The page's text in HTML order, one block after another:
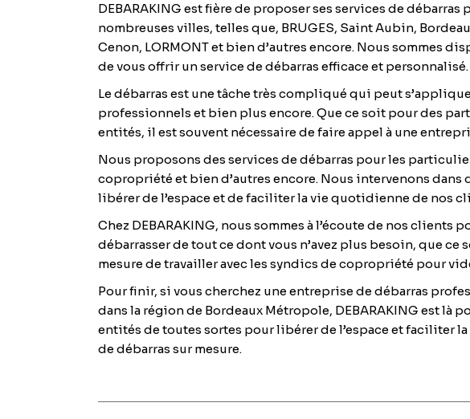
DEBARAKING est fière de proposer ses services de
nombreuses villes, telles que, BRUGES, Saint Aubin,
Cenon, LORMONT et bien d’autres encore. Nous sommes
de vous offrir un service de débarras efficace et personnalisé.
Le débarras est une tâche très compliqué qui peut
professionnels et bien plus encore. Que ce soit pour des
entités, il est souvent nécessaire de faire appel à une
Nous proposons des services de débarras pour les
copropriété et bien d’autres encore. Nous intervenons
libérer de l’espace et de faciliter la vie quotidienne de nos
Chez DEBARAKING, nous sommes à l’écoute de nos
débarrasser de tout ce dont vous n’avez plus besoin, que
mesure de travailler avec les syndics de copropriété pour
Pour finir, si vous cherchez une entreprise de débarras
dans la région de Bordeaux Métropole, DEBARAKING est là
entités de toutes sortes pour libérer de l’espace et faciliter
de débarras sur mesure.